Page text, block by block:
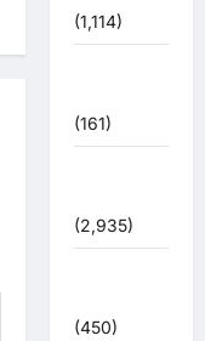
(1,114)
(161)
(2,935)
(450)